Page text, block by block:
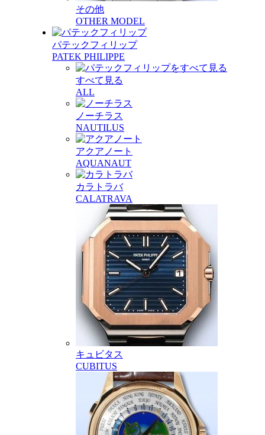
その他
OTHER MODEL
パテックフィリップ
PATEK PHILIPPE
すべて見る
ALL
ノーチラス
NAUTILUS
アクアノート
AQUANAUT
カラトラバ
CALATRAVA
キュビタス
CUBITUS